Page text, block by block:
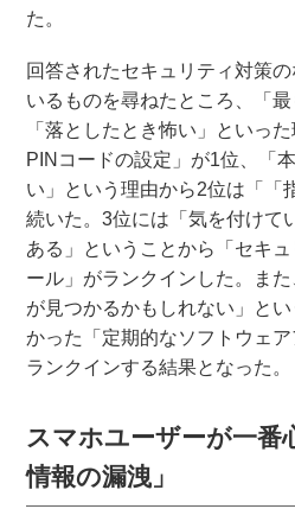
た。
回答されたセキュリティ対策
いるものを尋ねたところ、「最
「落としたとき怖い」といっ
PINコードの設定」が1位、「
い」という理由から2位は「「
続いた。3位には「気を付けて
ある」ということから「セキ
ール」がランクインした。ま
が見つかるかもしれない」と
かった「定期的なソフトウェ
ランクインする結果となった。
スマホユーザーが一番
情報の漏洩」